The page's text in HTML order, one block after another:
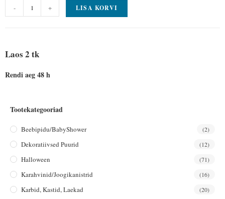
- + LISA KORVI
Laos 2 tk
Rendi aeg 48 h
Tootekategooriad
Beebipidu/BabyShower (2)
Dekoratiivsed Puurid (12)
Halloween (71)
Karahvinid/joogikanistrid (16)
Karbid, Kastid, Laekad (20)